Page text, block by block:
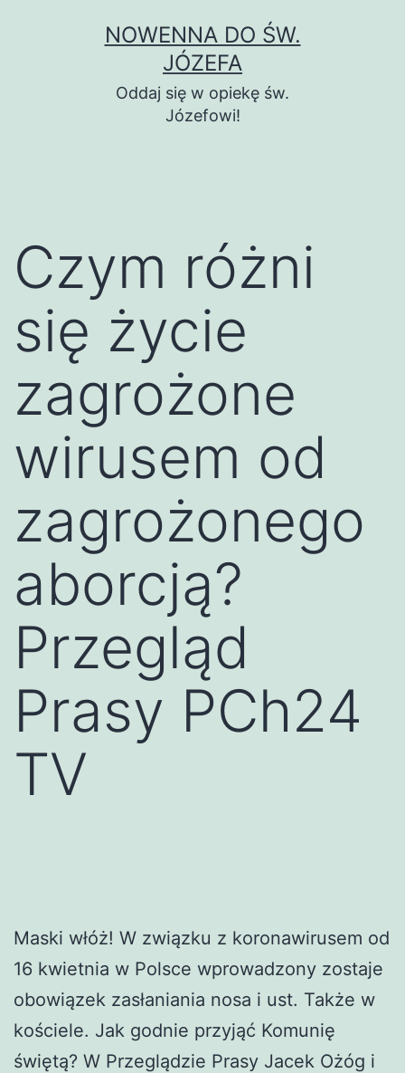
NOWENNA DO ŚW.
JÓZEFA
Oddaj się w opiekę św.
Józefowi!
Czym różni
się życie
zagrożone
wirusem od
zagrożonego
aborcją?
Przegląd
Prasy PCh24
TV
Maski włóż! W związku z koronawirusem od
16 kwietnia w Polsce wprowadzony zostaje
obowiązek zasłaniania nosa i ust. Także w
kościele. Jak godnie przyjąć Komunię
świętą? W Przeglądzie Prasy Jacek Ożóg i